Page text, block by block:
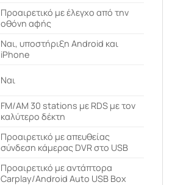
Προαιρετικό με έλεγχο από την
οθόνη αφής
Ναι, υποστήριξη Android και
iPhone
Ναι
FM/AM 30 stations με RDS με τον
καλύτερο δέκτη
Προαιρετικό με απευθείας
σύνδεση κάμερας DVR στο USB
Προαιρετικό με αντάπτορα
Carplay/Android Auto USB Box